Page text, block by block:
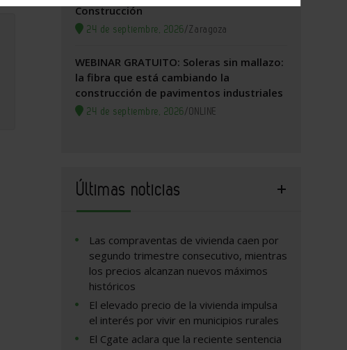
Construcción
24 de septiembre, 2026/Zaragoza
WEBINAR GRATUITO: Soleras sin mallazo:
la fibra que está cambiando la
construcción de pavimentos industriales
24 de septiembre, 2026/ONLINE
Últimas noticias
Las compraventas de vivienda caen por
segundo trimestre consecutivo, mientras
los precios alcanzan nuevos máximos
históricos
El elevado precio de la vivienda impulsa
el interés por vivir en municipios rurales
El Cgate aclara que la reciente sentencia